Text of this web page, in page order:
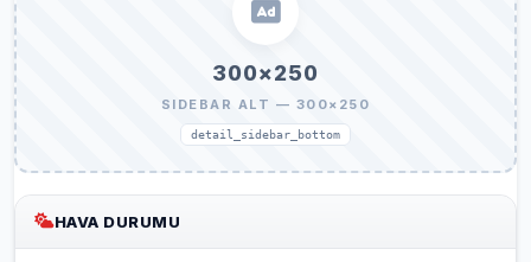
300×250
SIDEBAR ALT — 300×250
detail_sidebar_bottom
HAVA DURUMU